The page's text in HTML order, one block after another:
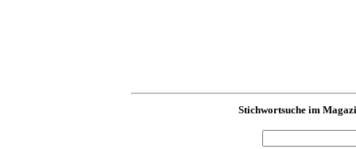
Stichwortsuche im